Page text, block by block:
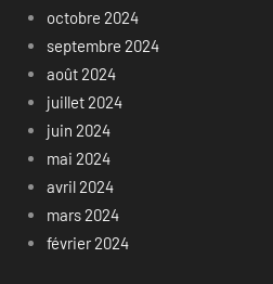
octobre 2024
septembre 2024
août 2024
juillet 2024
juin 2024
mai 2024
avril 2024
mars 2024
février 2024